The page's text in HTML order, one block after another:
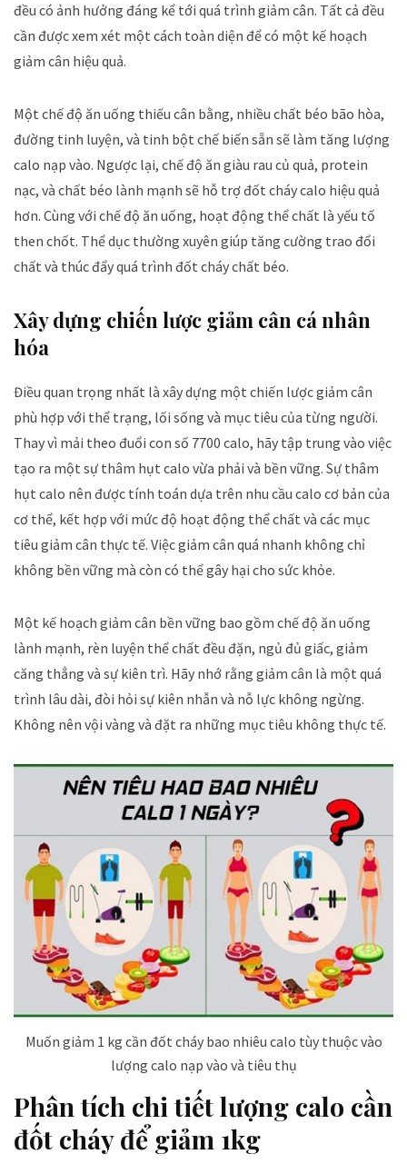
đều có ảnh hưởng đáng kể tới quá trình giảm cân. Tất cả đều
cần được xem xét một cách toàn diện để có một kế hoạch
giảm cân hiệu quả.
Một chế độ ăn uống thiếu cân bằng, nhiều chất béo bão hòa,
đường tinh luyện, và tinh bột chế biến sẵn sẽ làm tăng lượng
calo nạp vào. Ngược lại, chế độ ăn giàu rau củ quả, protein
nạc, và chất béo lành mạnh sẽ hỗ trợ đốt cháy calo hiệu quả
hơn. Cùng với chế độ ăn uống, hoạt động thể chất là yếu tố
then chốt. Thể dục thường xuyên giúp tăng cường trao đổi
chất và thúc đẩy quá trình đốt cháy chất béo.
Xây dựng chiến lược giảm cân cá nhân
hóa
Điều quan trọng nhất là xây dựng một chiến lược giảm cân
phù hợp với thể trạng, lối sống và mục tiêu của từng người.
Thay vì mải theo đuổi con số 7700 calo, hãy tập trung vào việc
tạo ra một sự thâm hụt calo vừa phải và bền vững. Sự thâm
hụt calo nên được tính toán dựa trên nhu cầu calo cơ bản của
cơ thể, kết hợp với mức độ hoạt động thể chất và các mục
tiêu giảm cân thực tế. Việc giảm cân quá nhanh không chỉ
không bền vững mà còn có thể gây hại cho sức khỏe.
Một kế hoạch giảm cân bền vững bao gồm chế độ ăn uống
lành mạnh, rèn luyện thể chất đều đặn, ngủ đủ giấc, giảm
căng thẳng và sự kiên trì. Hãy nhớ rằng giảm cân là một quá
trình lâu dài, đòi hỏi sự kiên nhẫn và nỗ lực không ngừng.
Không nên vội vàng và đặt ra những mục tiêu không thực tế.
Muốn giảm 1 kg cần đốt cháy bao nhiêu calo tùy thuộc vào
lượng calo nạp vào và tiêu thụ
Phân tích chi tiết lượng calo cần
đốt cháy để giảm 1kg